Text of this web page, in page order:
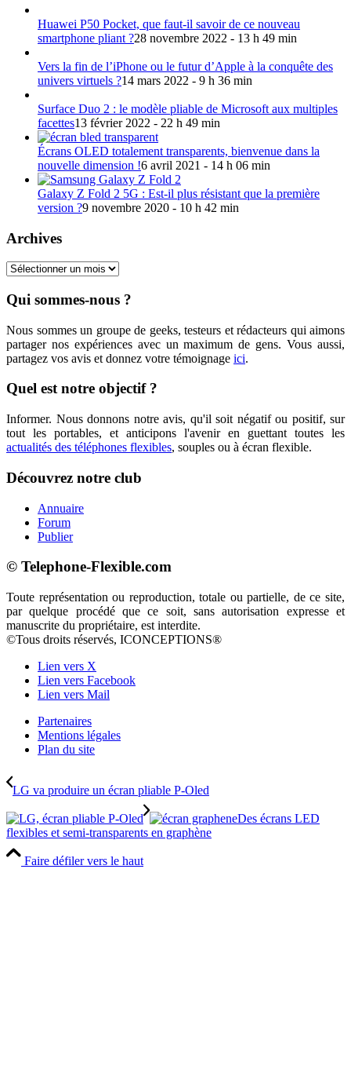
Huawei P50 Pocket, que faut-il savoir de ce nouveau
smartphone pliant ?28 novembre 2022 - 13 h 49 min
Vers la fin de l’iPhone ou le futur d’Apple à la conquête des
univers virtuels ?14 mars 2022 - 9 h 36 min
Surface Duo 2 : le modèle pliable de Microsoft aux multiples
facettes13 février 2022 - 22 h 49 min
Écrans OLED totalement transparents, bienvenue dans la
nouvelle dimension !6 avril 2021 - 14 h 06 min
Galaxy Z Fold 2 5G : Est-il plus résistant que la première
version ?9 novembre 2020 - 10 h 42 min
Archives
Archives
Qui sommes-nous ?
Nous sommes un groupe de geeks, testeurs et rédacteurs qui aimons
partager nos expériences avec un maximum de gens. Vous aussi,
partagez vos avis et donnez votre témoignage ici.
Quel est notre objectif ?
Informer. Nous donnons notre avis, qu'il soit négatif ou positif, sur
tout les portables, et anticipons l'avenir en guettant toutes les
actualités des téléphones flexibles, souples ou à écran flexible.
Découvrez notre club
Annuaire
Forum
Publier
© Telephone-Flexible.com
Toute représentation ou reproduction, totale ou partielle, de ce site,
par quelque procédé que ce soit, sans autorisation expresse et
manuscrite du propriétaire, est interdite.
©Tous droits réservés, ICONCEPTIONS®
Lien vers X
Lien vers Facebook
Lien vers Mail
Partenaires
Mentions légales
Plan du site
LG va produire un écran pliable P-Oled
Des écrans LED
flexibles et semi-transparents en graphène
Faire défiler vers le haut